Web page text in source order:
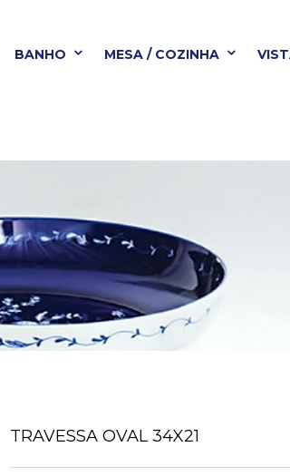
BANHO MESA / COZINHA
TRAVESSA OVAL 34X21